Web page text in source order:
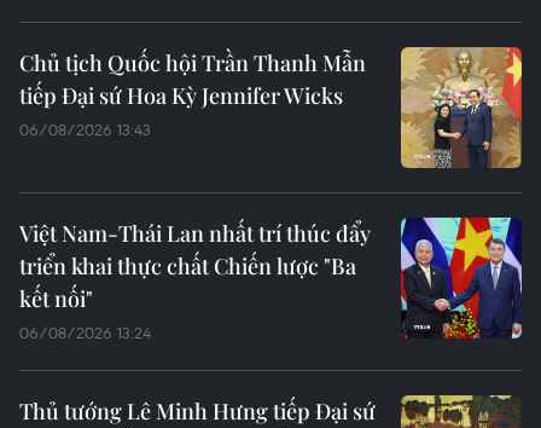
Chủ tịch Quốc hội Trần Thanh Mẫn
tiếp Đại sứ Hoa Kỳ Jennifer Wicks
06/08/2026 13:43
Việt Nam-Thái Lan nhất trí thúc đẩy
triển khai thực chất Chiến lược "Ba
kết nối"
06/08/2026 13:24
Thủ tướng Lê Minh Hưng tiếp Đại sứ